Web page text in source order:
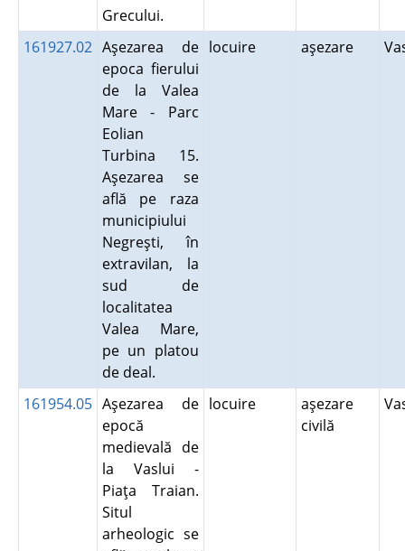
Grecului.
161927.02 Aşezarea de
epoca fierului
de la Valea
Mare - Parc
Eolian
Turbina 15.
Aşezarea se
află pe raza
municipiului
Negreşti, în
extravilan, la
sud de
localitatea
Valea Mare,
pe un platou
de deal.
locuire aşezare
161954.05 Aşezarea de
epocă
medievală de
la Vaslui -
Piaţa Traian.
Situl
arheologic se
locuire
aşezare
civilă